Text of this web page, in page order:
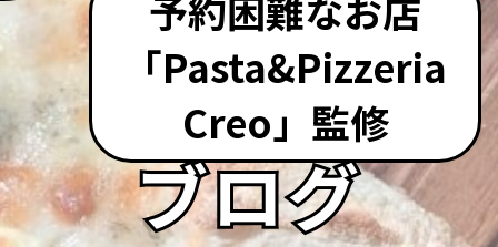
「Pasta&Pizzeria
Creo」監修
ブログ
ブログ